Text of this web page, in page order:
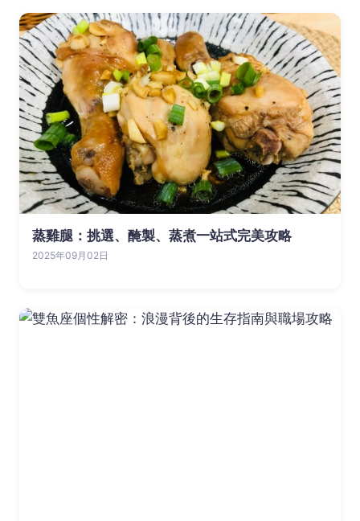
蒸雞腿：挑選、醃製、蒸煮一站式完美攻略
2025年09月02日